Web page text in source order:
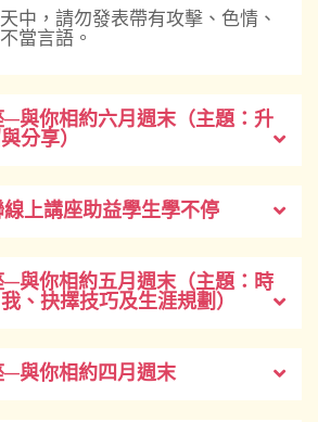
中，請勿發表帶有攻擊、色情、
當言語。
─與你相約六月週末（主題：升
分享）
線上講座助益學生學不停
─與你相約五月週末（主題：時
、抉擇技巧及生涯規劃）
─與你相約四月週末